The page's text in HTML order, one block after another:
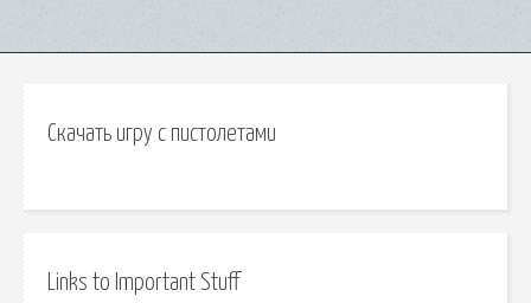
Скачать игру с пистолетами
Links to Important Stuff